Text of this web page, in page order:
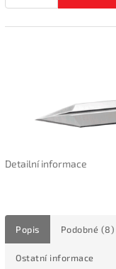
Detailní informace
Popis Podobné (8)
Ostatní informace